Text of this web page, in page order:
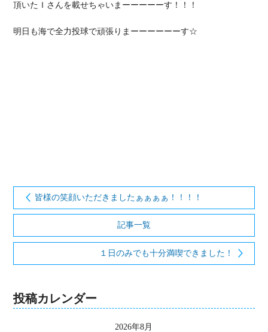
頂いたＩさんを載せちゃいまーーーーーす！！！
明日も海で全力投球で頑張りまーーーーーーす☆
皆様の笑顔いただきましたぁぁぁぁ！！！！
記事一覧
１日のみでも十分満喫できました！
投稿カレンダー
2026年8月